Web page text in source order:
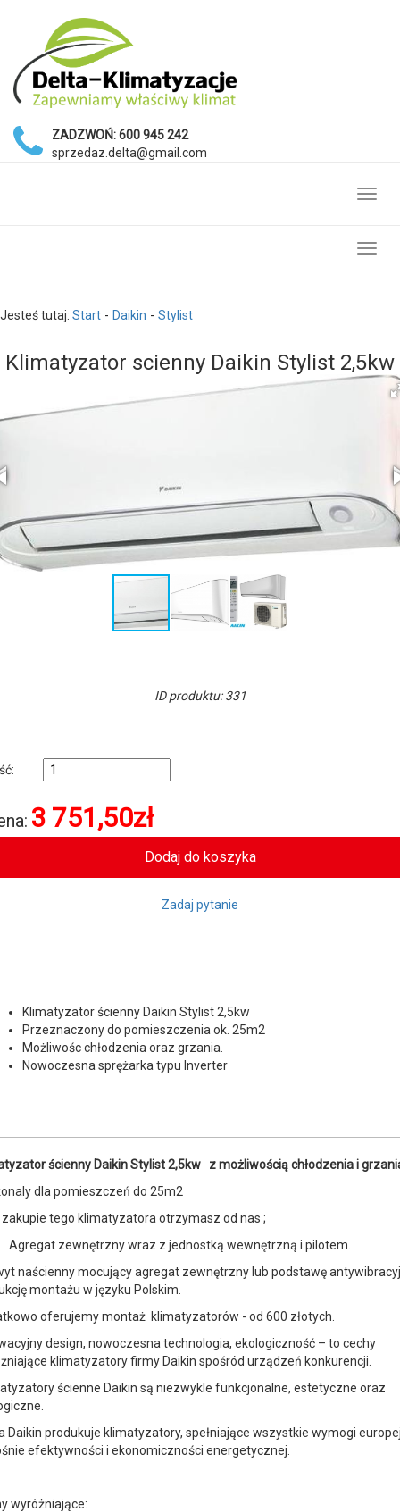
ZADZWOŃ:600 945 242
sprzedaz.delta@gmail.com
Jesteś tutaj: Start Daikin Stylist
Klimatyzator scienny Daikin Stylist 2,5kw
ID produktu: 331
3 751,50zł
Zadaj pytanie
Klimatyzator ścienny Daikin Stylist 2,5kw
Przeznaczony do pomieszczenia ok. 25m2
Możliwośc chłodzenia oraz grzania.
Nowoczesna sprężarka typu Inverter
ścienny Daikin Stylist 2,5kw z możliwością chłodzenia i
dla pomieszczeń do 25m2
tego klimatyzatora otrzymasz od nas ;
Agregat zewnętrzny wraz z jednostką wewnętrzną i pilotem.
naścienny mocujący agregat zewnętrzny lub podstawę
montażu w języku Polskim.
oferujemy montaż klimatyzatorów - od 600 złotych.
design, nowoczesna technologia, ekologiczność – to cechy
klimatyzatory firmy Daikin spośród urządzeń konkurencji.
ścienne Daikin są niezwykle funkcjonalne, estetyczne oraz
Daikin produkuje klimatyzatory, spełniające wszystkie wymogi
efektywności i ekonomiczności energetycznej.
wyróżniające: